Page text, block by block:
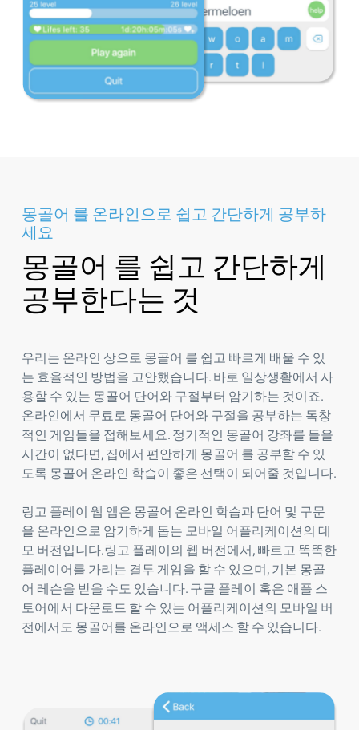
몽골어 를 온라인으로 쉽고 간단하게 공부하
세요
몽골어 를 쉽고 간단하게
공부한다는 것
우리는 온라인 상으로 몽골어 를 쉽고 빠르게 배울 수 있
는 효율적인 방법을 고안했습니다. 바로 일상생활에서 사
용할 수 있는 몽골어 단어와 구절부터 암기하는 것이죠.
온라인에서 무료로 몽골어 단어와 구절을 공부하는 독창
적인 게임들을 접해보세요. 정기적인 몽골어 강좌를 들을
시간이 없다면, 집에서 편안하게 몽골어 를 공부할 수 있
도록 몽골어 온라인 학습이 좋은 선택이 되어줄 것입니다.
링고 플레이 웹 앱은 몽골어 온라인 학습과 단어 및 구문
을 온라인으로 암기하게 돕는 모바일 어플리케이션의 데
모 버전입니다.링고 플레이의 웹 버전에서, 빠르고 똑똑한
플레이어를 가리는 결투 게임을 할 수 있으며, 기본 몽골
어 레슨을 받을 수도 있습니다. 구글 플레이 혹은 애플 스
토어에서 다운로드 할 수 있는 어플리케이션의 모바일 버
전에서도 몽골어를 온라인으로 액세스 할 수 있습니다.